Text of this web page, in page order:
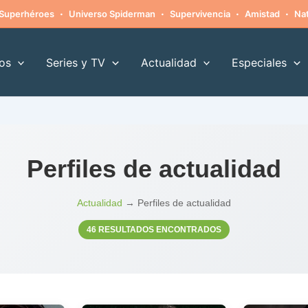
· Universo Spiderman · Supervivencia · Amistad ·
Series y TV Actualidad Especiales
Perfiles de actualidad
Actualidad → Perfiles de actualidad
46 RESULTADOS ENCONTRADOS